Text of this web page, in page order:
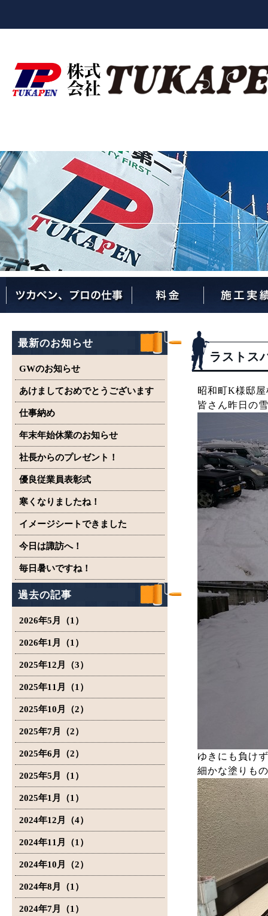
最新のお知らせ
GWのお知らせ
あけましておめでとうございます
仕事納め
年末年始休業のお知らせ
社長からのプレゼント！
優良従業員表彰式
寒くなりましたね！
イメージシートできました
今日は諏訪へ！
毎日暑いですね！
過去の記事
2026年5月（1）
2026年1月（1）
2025年12月（3）
2025年11月（1）
2025年10月（2）
2025年7月（2）
2025年6月（2）
2025年5月（1）
2025年1月（1）
2024年12月（4）
2024年11月（1）
2024年10月（2）
2024年8月（1）
2024年7月（1）
ラストス
昭和町K様邸
皆さん昨日の
ゆきにも負け
細かな塗りも